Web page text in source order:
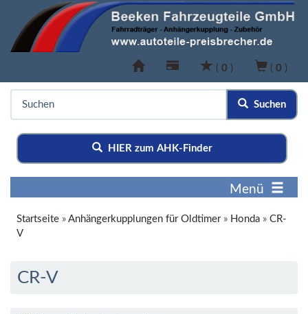
( 0 ) ( 0 )
Suchen
HIER zum AHK-Finder
Menü
Startseite » Anhängerkupplungen für Oldtimer» Honda » CR-
V
CR-V